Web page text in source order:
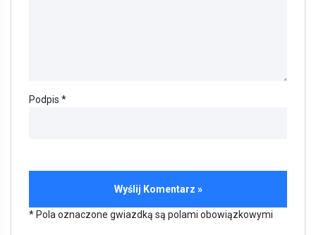
Podpis *
* Pola oznaczone gwiazdką są polami obowiązkowymi